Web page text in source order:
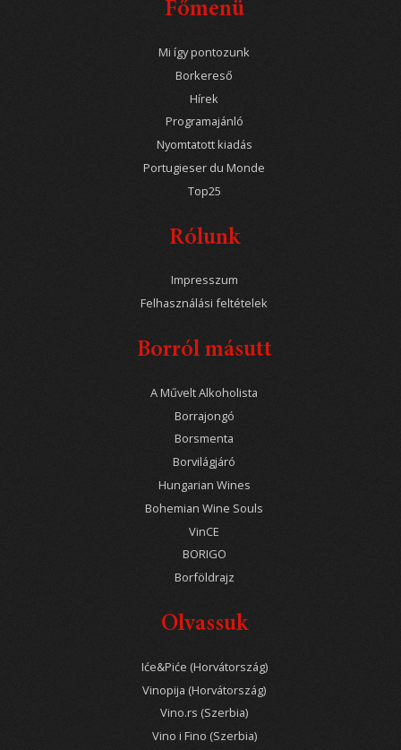
Főmenü
Mi így pontozunk
Borkereső
Hírek
Programajánló
Nyomtatott kiadás
Portugieser du Monde
Top25
Rólunk
Impresszum
Felhasználási feltételek
Borról másutt
A Művelt Alkoholista
Borrajongó
Borsmenta
Borvilágjáró
Hungarian Wines
Bohemian Wine Souls
VinCE
BORIGO
Borföldrajz
Olvassuk
Iće&Piće (Horvátország)
Vinopija (Horvátország)
Vino.rs (Szerbia)
Vino i Fino (Szerbia)